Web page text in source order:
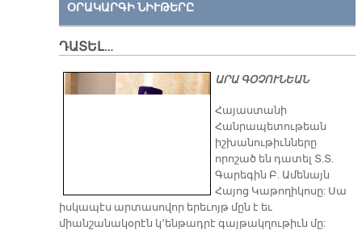
ՕՐԱԿԱՐԳԻ ՆԻՒԹԵՐԸ
ԴԱՏԵԼ…
ԱՐԱ ԳՕՉՈՒՆԵԱՆ
​Հայաստանի
Հանրապետութեան
իշխանութիւնները
որոշած են դատել Տ.Տ.
Գարեգին Բ. Ամենայն
Հայոց Կաթողիկոսը: Սա
իսկապէս արտասովոր երեւոյթ մըն է եւ
միանշանակօրէն կ՚ենթադրէ գայթակղութիւն մը: